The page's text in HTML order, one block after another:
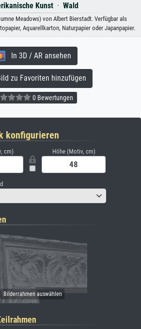
Kunst · Wald
Meadows) von Albert Bierstadt. Verfügbar als
Aquarellkarton, Naturpapier oder Japanpapier.
In 3D / AR ansehen
zu Favoriten hinzufügen
0 Bewertungen
konfigurieren
cm) Höhe (Motiv, cm)